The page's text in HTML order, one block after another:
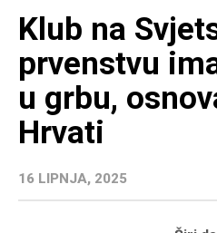
Klub na
prvenstvu
u grbu,
Hrvati
16 LIPNJA, 2025